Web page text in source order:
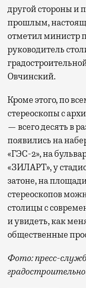
другой стороны и
прошлым,
отметил министр
руководитель
Овчинский.
Кроме этого, по
стереоскопы с
— всего десять в
появились на
«ГЭС-2», на
«ЗИЛАРТ», у
затоне, на
стереоскопов
столицы с
и увидеть, как
общественные
Фото: пресс-